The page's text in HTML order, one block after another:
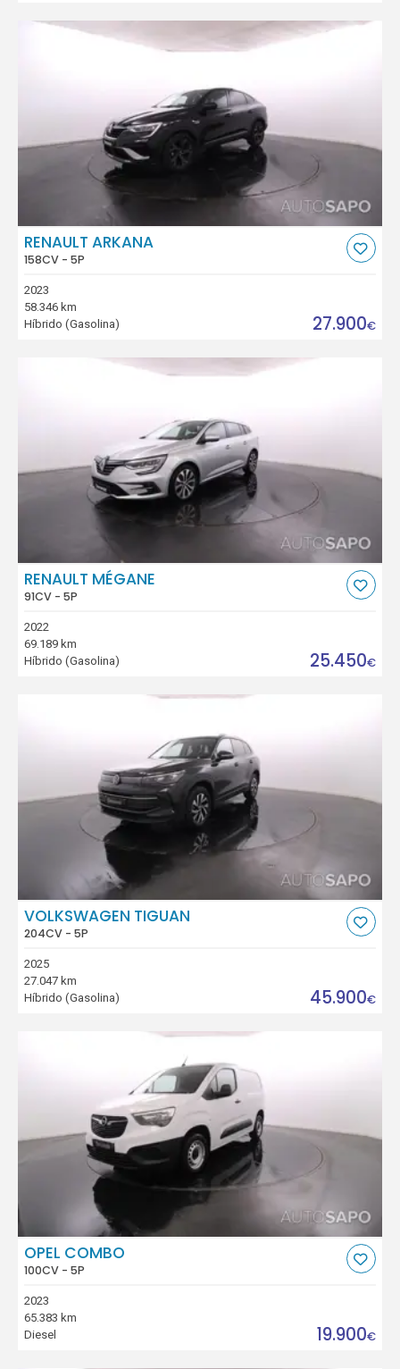
RENAULT ARKANA
158CV - 5P
2023
58.346 km
Híbrido (Gasolina)
27.900€
RENAULT MÉGANE
91CV - 5P
2022
69.189 km
Híbrido (Gasolina)
25.450€
VOLKSWAGEN TIGUAN
204CV - 5P
2025
27.047 km
Híbrido (Gasolina)
45.900€
OPEL COMBO
100CV - 5P
2023
65.383 km
Diesel
19.900€